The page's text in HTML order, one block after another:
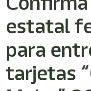
activates
screen
help
you
navigate
and
estatal
para
tarjetas